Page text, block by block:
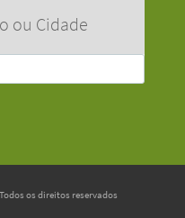
ou Cidade
os direitos reservados